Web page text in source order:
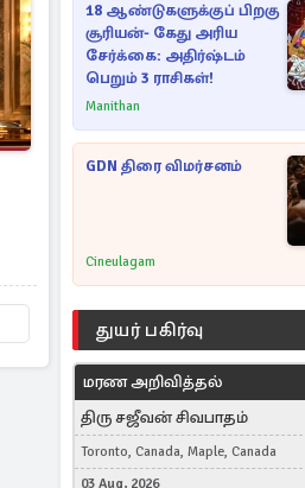
18 ஆண்டுகளுக்குப் பிறகு
சூரியன்- கேது அரிய
சேர்க்கை: அதிர்ஷ்டம்
பெறும் 3 ராசிகள்!
Manithan
GDN திரை விமர்சனம்
Cineulagam
துயர் பகிர்வு
மரண அறிவித்தல்
திரு சஜீவன் சிவபாதம்
Toronto, Canada, Maple, Canada
03 Aug, 2026